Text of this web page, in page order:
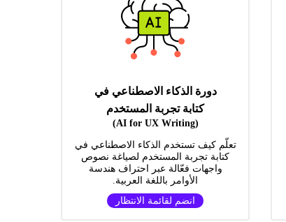
دورة الذكاء الاصطناعي في
كتابة تجربة المستخدم
(AI for UX Writing)
تعلّم كيف تستخدم الذكاء الاصطناعي في
كتابة تجربة المستخدم لصياغة نصوص
واجهات فعّالة عبر احتراف هندسة
الأوامر باللغة العربية.
انضم لقائمة الانتظار